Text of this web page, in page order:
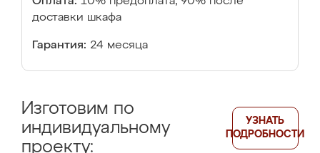
доставки шкафа
Гарантия: 24 месяца
Изготовим по
индивидуальному
проекту:
УЗНАТЬ
ПОДРОБНОСТИ